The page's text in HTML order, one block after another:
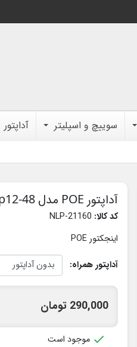
سوییچ و اسپلیتر آداپتور
آداپتور POE مدل adp12-48
کد کالا:
اینجکتور POE
آداپتور همراه:
290,000 تومان
 موجود است